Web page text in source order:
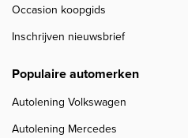
Occasion koopgids
Inschrijven nieuwsbrief
Populaire automerken
Autolening Volkswagen
Autolening Mercedes